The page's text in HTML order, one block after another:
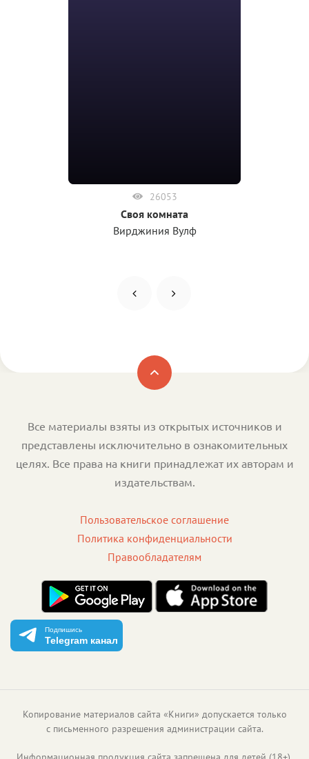
26053
Своя комната
Вирджиния Вулф
Все материалы взяты из открытых источников и
представлены исключительно в ознакомительных
целях. Все права на книги принадлежат их авторам и
издательствам.
Пользовательское соглашение
Политика конфиденциальности
Правообладателям
Подпишись
Telegram канал
Копирование материалов сайта «Книги» допускается только
с письменного разрешения администрации сайта.